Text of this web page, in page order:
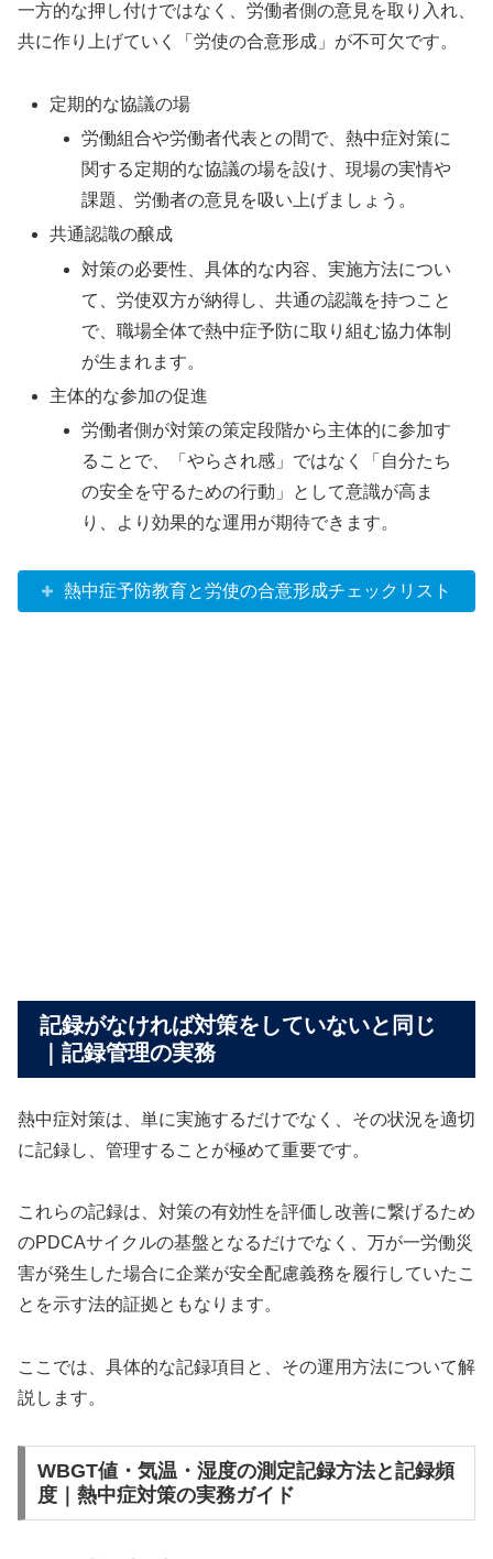
一方的な押し付けではなく、労働者側の意見を取り入れ、
共に作り上げていく「労使の合意形成」が不可欠です。
定期的な協議の場
労働組合や労働者代表との間で、熱中症対策に
関する定期的な協議の場を設け、現場の実情や
課題、労働者の意見を吸い上げましょう。
共通認識の醸成
対策の必要性、具体的な内容、実施方法につい
て、労使双方が納得し、共通の認識を持つこと
で、職場全体で熱中症予防に取り組む協力体制
が生まれます。
主体的な参加の促進
労働者側が対策の策定段階から主体的に参加す
ることで、「やらされ感」ではなく「自分たち
の安全を守るための行動」として意識が高ま
り、より効果的な運用が期待できます。
熱中症予防教育と労使の合意形成チェックリスト
記録がなければ対策をしていないと同じ
｜記録管理の実務
熱中症対策は、単に実施するだけでなく、その状況を適切
に記録し、管理することが極めて重要です。
これらの記録は、対策の有効性を評価し改善に繋げるため
のPDCAサイクルの基盤となるだけでなく、万が一労働災
害が発生した場合に企業が安全配慮義務を履行していたこ
とを示す法的証拠ともなります。
ここでは、具体的な記録項目と、その運用方法について解
説します。
WBGT値・気温・湿度の測定記録方法と記録頻
度｜熱中症対策の実務ガイド